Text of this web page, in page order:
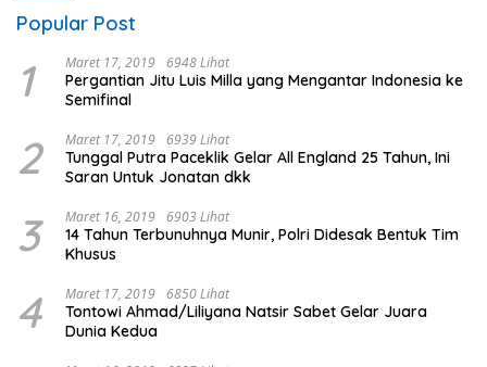
Popular Post
1 Maret 17, 2019 6948 Lihat
Pergantian Jitu Luis Milla yang Mengantar Indonesia ke
Semifinal
2 Maret 17, 2019 6939 Lihat
Tunggal Putra Paceklik Gelar All England 25 Tahun, Ini
Saran Untuk Jonatan dkk
3 Maret 16, 2019 6903 Lihat
14 Tahun Terbunuhnya Munir, Polri Didesak Bentuk Tim
Khusus
4 Maret 17, 2019 6850 Lihat
Tontowi Ahmad/Liliyana Natsir Sabet Gelar Juara
Dunia Kedua